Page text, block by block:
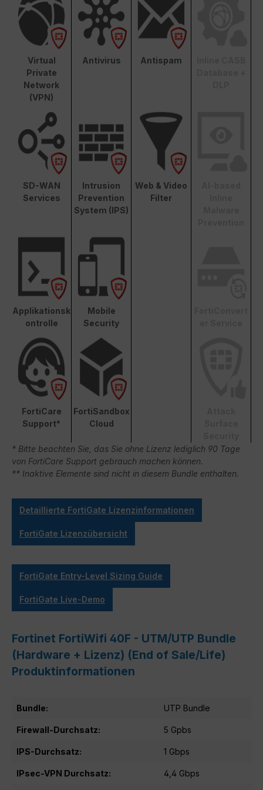
Virtual
Private
Network
(VPN)
Antivirus Antispam
SD-WAN
Services
Intrusion
Prevention
System (IPS)
Web & Video
Filter
Applikationsk
ontrolle
Mobile
Security
FortiCare
Support*
FortiSandbox
Cloud
* Bitte beachten Sie, das Sie ohne Lizenz lediglich 90 Tage
von FortiCare Support gebrauch machen können.
** Inaktive Elemente sind nicht in diesem Bundle enthalten.
Detaillierte FortiGate Lizenzinformationen
FortiGate Lizenzübersicht
FortiGate Entry-Level Sizing Guide
FortiGate Live-Demo
Fortinet FortiWifi 40F - UTM/UTP Bundle
(Hardware + Lizenz) (End of Sale/Life)
Produktinformationen
Bundle: UTP Bundle
Firewall-Durchsatz: 5 Gpbs
IPS-Durchsatz: 1 Gbps
IPsec-VPN Durchsatz: 4,4 Gbps